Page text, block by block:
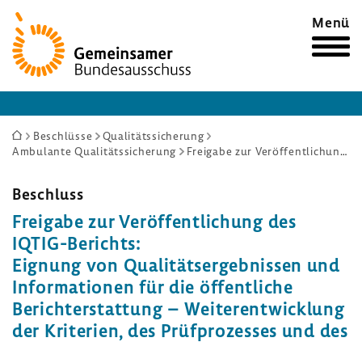
Zur
Startseite
Menü
Sie
sind
Beschlüsse
Qualitätssicherung
Ambulante Qualitätssicherung
Freigabe zur Veröffentlichung des IQTIG-Berichts: Eignung von Qualitätsergebnissen und Informationen für die öffentliche Berichterstattung – Weiterentwicklung der Kriterien, des Prüfprozesses und des Berichtsformats für die Empfehlungen (QbT-RL)
Beschluss
Frei­gabe zur Veröf­fent­li­chung des
IQTIG-​Berichts:
Eignung von Quali­täts­er­geb­nissen und
Infor­ma­tionen für die öffent­liche
Bericht­erstat­tung – Weiter­ent­wick­lung
der Krite­rien, des Prüf­pro­zesses und des